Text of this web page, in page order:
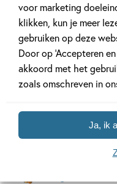
voor marketing
klikken, kun je meer
gebruiken op deze
Door op ‘Accepteren
akkoord met het
zoals omschreven in
Ja, ik
Mis
of